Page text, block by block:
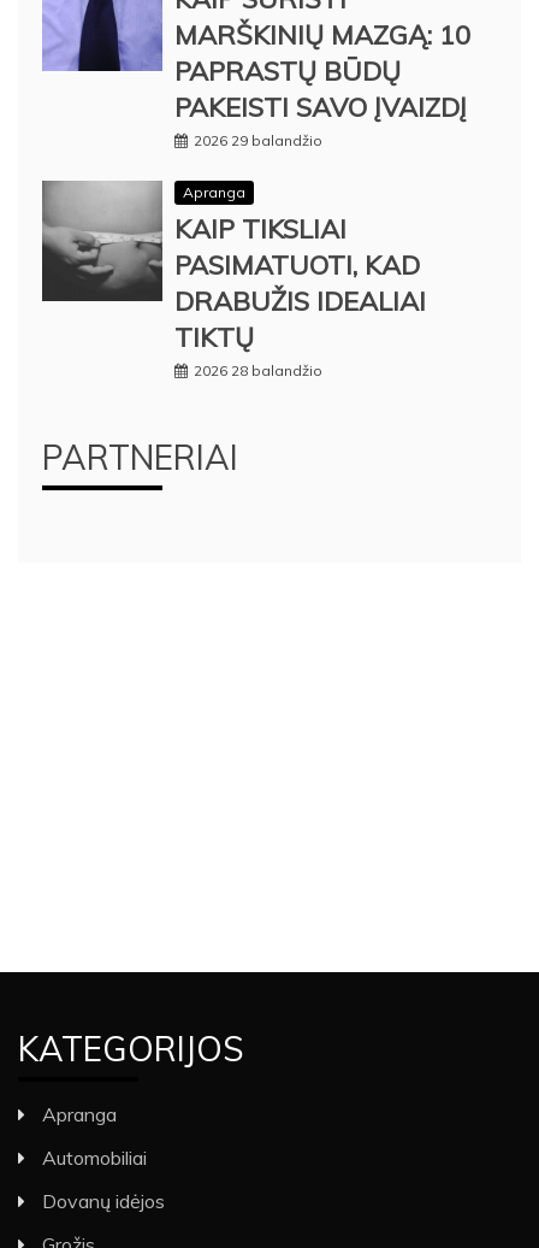
MARŠKINIŲ MAZGĄ: 10
PAPRASTŲ BŪDŲ
PAKEISTI SAVO ĮVAIZDĮ
2026 29 balandžio
Apranga
KAIP TIKSLIAI
PASIMATUOTI, KAD
DRABUŽIS IDEALIAI
TIKTŲ
2026 28 balandžio
PARTNERIAI
KATEGORIJOS
Apranga
Automobiliai
Dovanų idėjos